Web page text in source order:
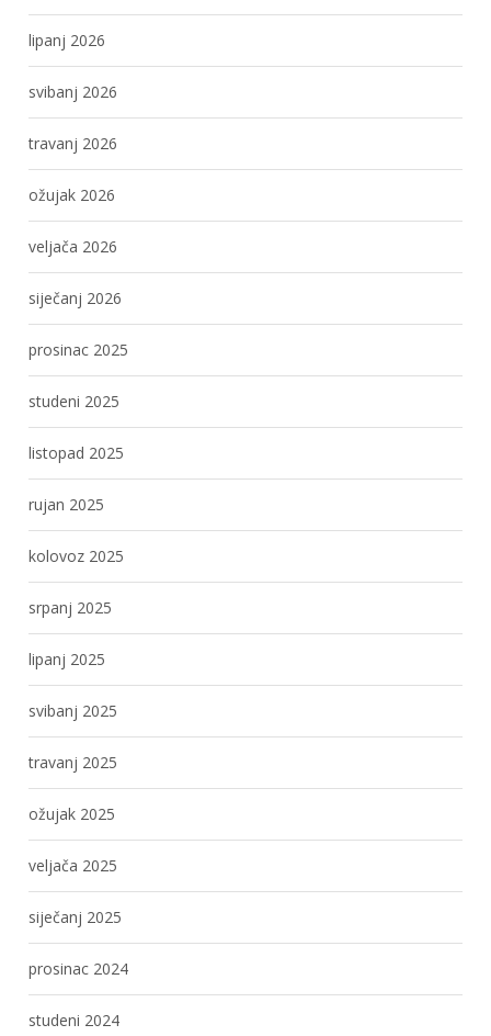
lipanj 2026
svibanj 2026
travanj 2026
ožujak 2026
veljača 2026
siječanj 2026
prosinac 2025
studeni 2025
listopad 2025
rujan 2025
kolovoz 2025
srpanj 2025
lipanj 2025
svibanj 2025
travanj 2025
ožujak 2025
veljača 2025
siječanj 2025
prosinac 2024
studeni 2024